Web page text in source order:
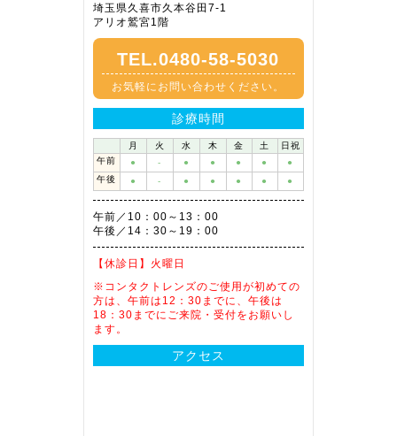
埼玉県久喜市久本谷田7-1
アリオ鷲宮1階
TEL.0480-58-5030
お気軽にお問い合わせください。
診療時間
月 火 水 木 金 土
日祝
午前
● - ● ● ● ●
●
午後
● - ● ● ● ● ●
午前／10：00～13：00
午後／14：30～19：00
【休診日】 火曜日
※コンタクトレンズのご使用が初めての
方は、午前は12：30までに、午後は
18：30までにご来院・受付をお願いし
ます。
アクセス